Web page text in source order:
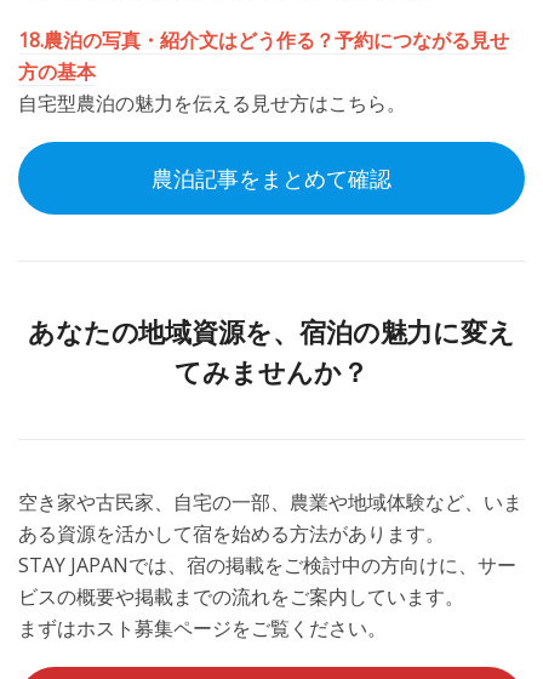
18.農泊の写真・紹介文はどう作る？予約につながる見せ
方の基本
自宅型農泊の魅力を伝える見せ方はこちら。
農泊記事をまとめて確認
あなたの地域資源を、宿泊の魅力に変え
てみませんか？
空き家や古民家、自宅の一部、農業や地域体験など、いま
ある資源を活かして宿を始める方法があります。
STAY JAPANでは、宿の掲載をご検討中の方向けに、サー
ビスの概要や掲載までの流れをご案内しています。
まずはホスト募集ページをご覧ください。